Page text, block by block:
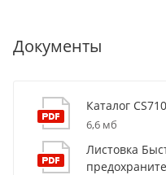
Документы
Каталог
6,6 мб
Листовка